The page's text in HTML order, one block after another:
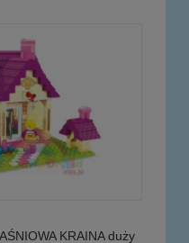
KRAINA duży